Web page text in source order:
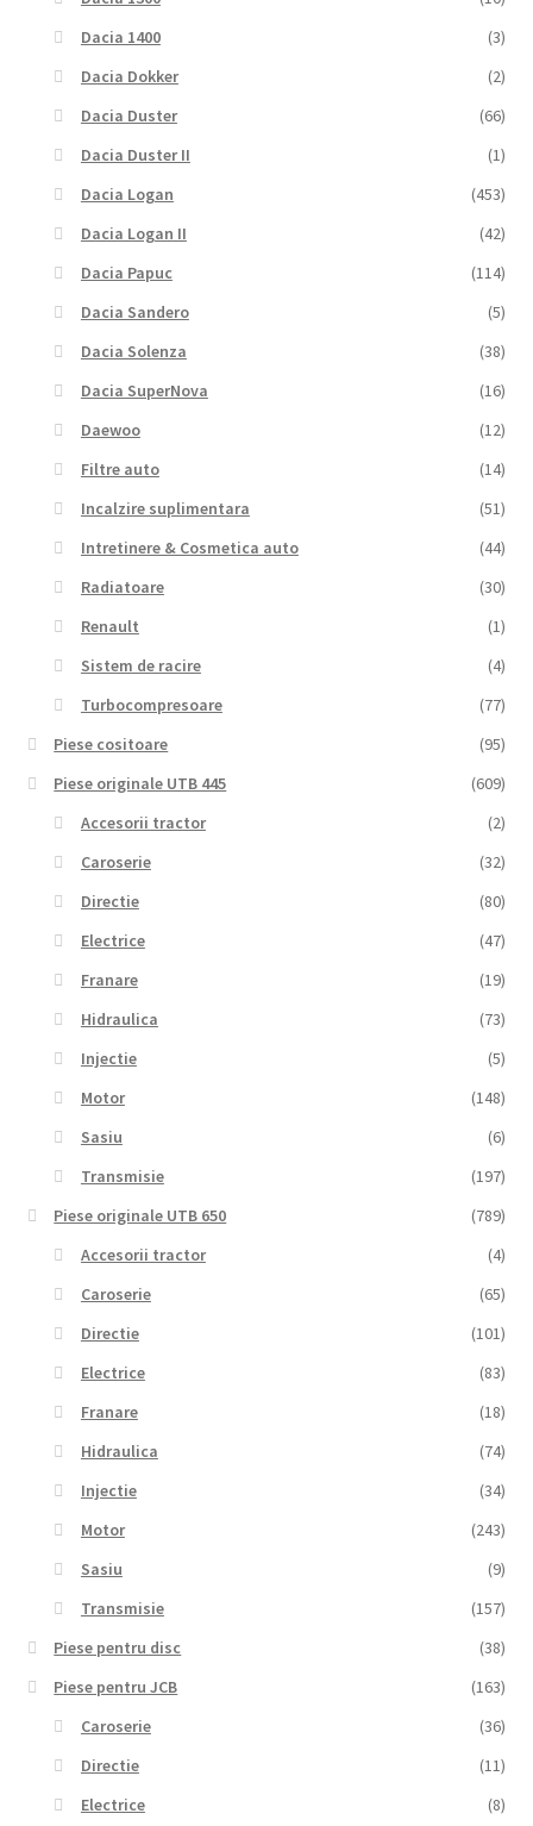
Dacia 1400
(3)
Dacia Dokker
(2)
Dacia Duster
(66)
Dacia Duster II
(1)
Dacia Logan
(453)
Dacia Logan II
(42)
Dacia Papuc
(114)
Dacia Sandero
(5)
Dacia Solenza
(38)
Dacia SuperNova
(16)
Daewoo
(12)
Filtre auto
(14)
Incalzire suplimentara
(51)
Intretinere & Cosmetica auto
(44)
Radiatoare
(30)
Renault
(1)
Sistem de racire
(4)
Turbocompresoare
(77)
Piese cositoare
(95)
Piese originale UTB 445
(609)
Accesorii tractor
(2)
Caroserie
(32)
Directie
(80)
Electrice
(47)
Franare
(19)
Hidraulica
(73)
Injectie
(5)
Motor
(148)
Sasiu
(6)
Transmisie
(197)
Piese originale UTB 650
(789)
Accesorii tractor
(4)
Caroserie
(65)
Directie
(101)
Electrice
(83)
Franare
(18)
Hidraulica
(74)
Injectie
(34)
Motor
(243)
Sasiu
(9)
Transmisie
(157)
Piese pentru disc
(38)
Piese pentru JCB
(163)
Caroserie
(36)
Directie
(11)
Electrice
(8)